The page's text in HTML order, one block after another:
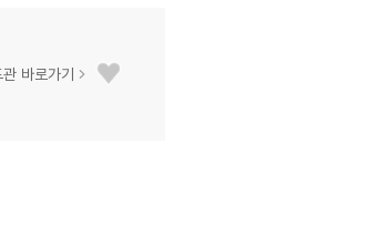
바로가기